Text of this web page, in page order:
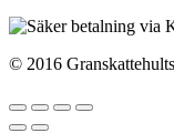
© 2016